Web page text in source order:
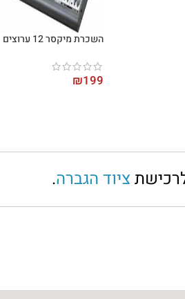
השכרת מיקסר 12 ערוצים
₪199
ציוד הגברה.